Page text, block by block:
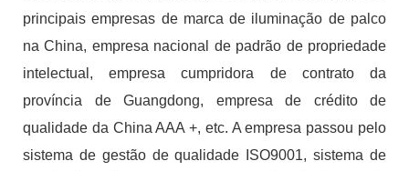
principais empresas de marca de iluminação de palco
na China, empresa nacional de padrão de propriedade
intelectual, empresa cumpridora de contrato da
província de Guangdong, empresa de crédito de
qualidade da China AAA +, etc. A empresa passou pelo
sistema de gestão de qualidade ISO9001, sistema de